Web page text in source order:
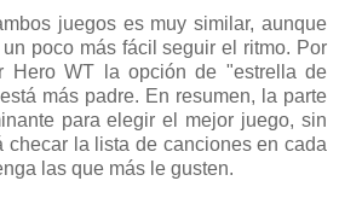
juegos es muy similar, aunque
poco más fácil seguir el ritmo. Por
Hero WT la opción de "estrella de
más padre. En resumen, la parte
para elegir el mejor juego, sin
checar la lista de canciones en cada
las que más le gusten.